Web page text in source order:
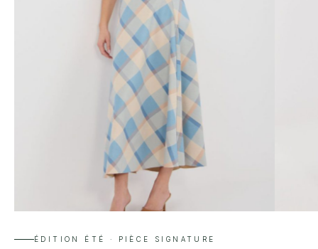
ÉDITION ÉTÉ · PIÈCE SIGNATURE